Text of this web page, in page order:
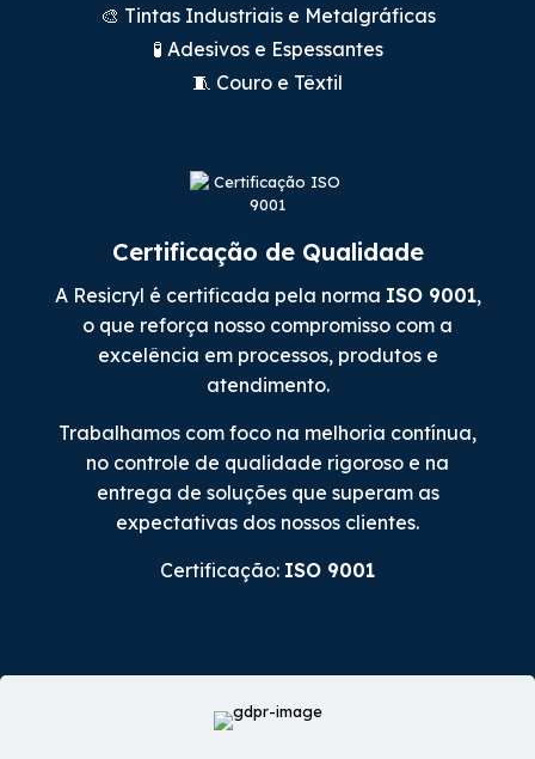
🎨 Tintas Industriais e Metalgráficas
🧪 Adesivos e Espessantes
🧵 Couro e Têxtil
Certificação de Qualidade
A Resicryl é certificada pela norma ISO 9001,
o que reforça nosso compromisso com a
excelência em processos, produtos e
atendimento.
Trabalhamos com foco na melhoria contínua,
no controle de qualidade rigoroso e na
entrega de soluções que superam as
expectativas dos nossos clientes.
Certificação: ISO 9001